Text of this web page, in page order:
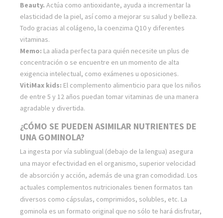
Beauty. Actúa como antioxidante, ayuda a incrementar la
elasticidad de la piel, así como a mejorar su salud y belleza.
Todo gracias al colágeno, la coenzima Q10 y diferentes
vitaminas.
Memo: La aliada perfecta para quién necesite un plus de
concentración o se encuentre en un momento de alta
exigencia intelectual, como exámenes u oposiciones.
VitiMax kids: El complemento alimenticio para que los niños
de entre 5 y 12 años puedan tomar vitaminas de una manera
agradable y divertida.
¿CÓMO SE PUEDEN ASIMILAR NUTRIENTES DE
UNA GOMINOLA?
La ingesta por vía sublingual (debajo de la lengua) asegura
una mayor efectividad en el organismo, superior velocidad
de absorción y acción, además de una gran comodidad. Los
actuales complementos nutricionales tienen formatos tan
diversos como cápsulas, comprimidos, solubles, etc. La
gominola es un formato original que no sólo te hará disfrutar,